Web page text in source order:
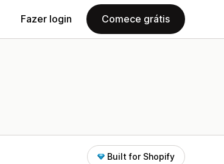
Fazer login Comece grátis
Built for Shopify